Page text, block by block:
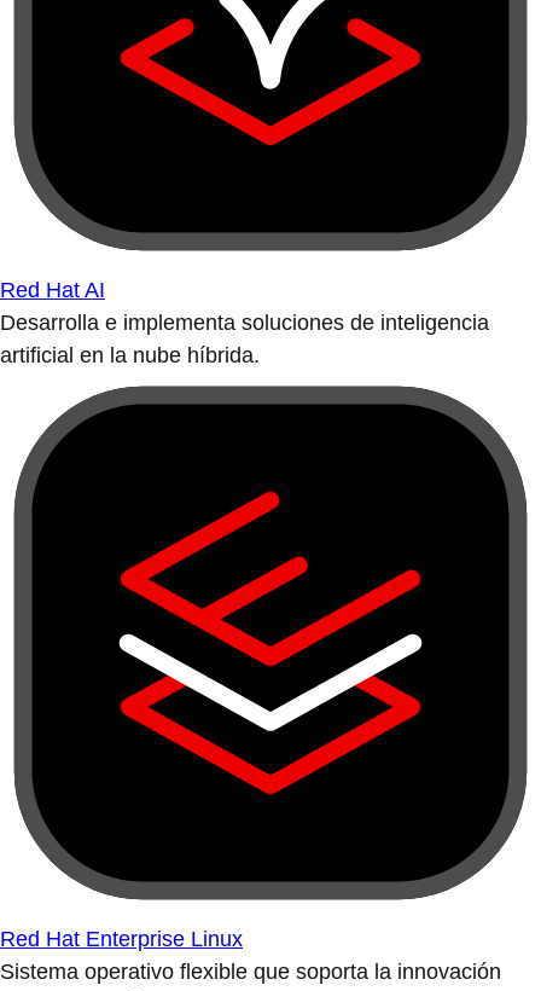
Red Hat AI
Desarrolla e implementa soluciones de inteligencia
artificial en la nube híbrida.
Red Hat Enterprise Linux
Sistema operativo flexible que soporta la innovación